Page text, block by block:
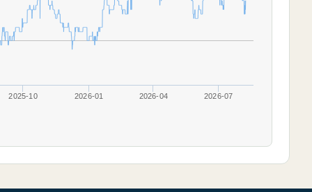
2025-10 2026-01 2026-04 2026-07